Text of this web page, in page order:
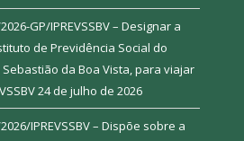
GP/IPREVSSBV – Designar a
de Previdência Social do
da Boa Vista, para viajar
24 de julho de 2026
2026/IPREVSSBV – Dispõe sobre a